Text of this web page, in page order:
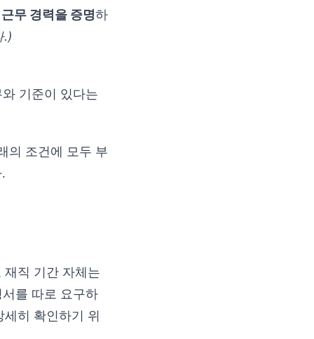
무 경력을 증명하
.)
기준이 있다는
의 조건에 모두 부
재직 기간 자체는
를 따로 요구하
세히 확인하기 위